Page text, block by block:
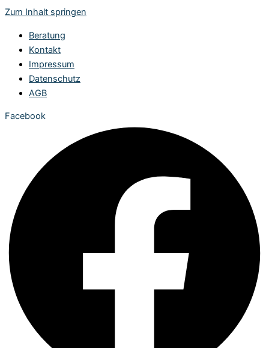
Zum Inhalt springen
Beratung
Kontakt
Impressum
Datenschutz
AGB
Facebook